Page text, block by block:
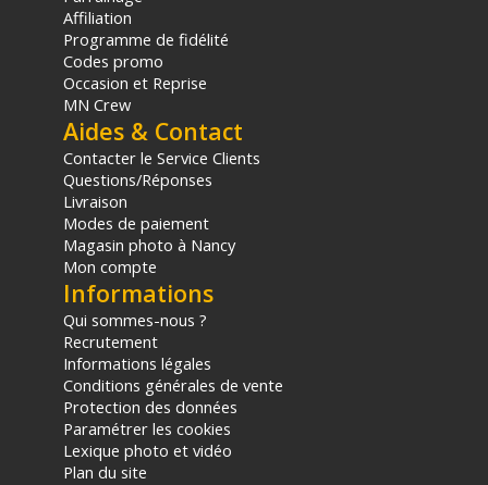
Affiliation
Programme de fidélité
Codes promo
Occasion et Reprise
MN Crew
Aides & Contact
Contacter le Service Clients
Questions/Réponses
Livraison
Modes de paiement
Magasin photo à Nancy
Mon compte
Informations
Qui sommes-nous ?
Recrutement
Informations légales
Conditions générales de vente
Protection des données
Paramétrer les cookies
Lexique photo et vidéo
Plan du site